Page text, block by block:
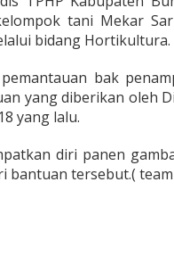
tani Mekar
bidang Hortikultura.
bak
yang diberikan oleh
yang lalu.
diri panen
bantuan tersebut.(